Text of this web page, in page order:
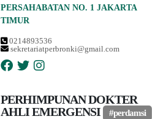
PERSAHABATAN NO. 1 JAKARTA
TIMUR
0214893536
sekretariatperbronki@gmail.com
PERHIMPUNAN DOKTER
AHLI EMERGENSI
#perdamsi